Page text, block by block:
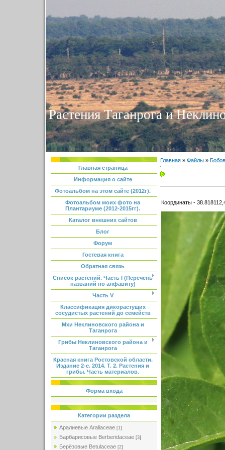
Растения Таганрога и
Главная страница
Информация о сайте
Фотоальбом на этом сайте (2012г).
Фотоальбом моих фото на
Плантариуме (2012-2015гг).
Каталог внешних сайтов
Блог
Форум
Гостевая книга
Обратная связь
Список растений. Часть I (Перечень
названий по алфавиту)
Часть V
Классификация дикорастущих
сосудистых растений до семейств
Мхи Неклиновского района и
Таганрога
Грибы Неклиновского района и
Таганрога
Красная книга Ростовской области.
Издание 2-е. 2014. Т. 2. Растения и
грибы. Часть материалов.
Форма входа
Категории раздела
Аралиевые Araliaceae [1]
Барбарисовые Berberidaceae [3]
Берёзовые Betulaceae [2]
Главная » Файлы »
Координаты -